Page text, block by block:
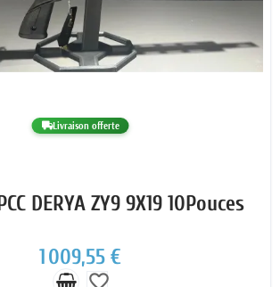
Livraison offerte
DERYA ZY9 9X19 10Pouces
1 009,55 €
favorite_border